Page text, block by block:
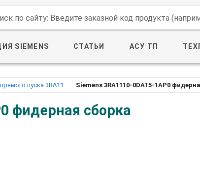
по сайту: Введите заказной код продукта
SIEMENS СТАТЬИ АСУ ТП
пуска 3RA11 Siemens 3RA1110-0DA15-1AP0
фидерная сборка